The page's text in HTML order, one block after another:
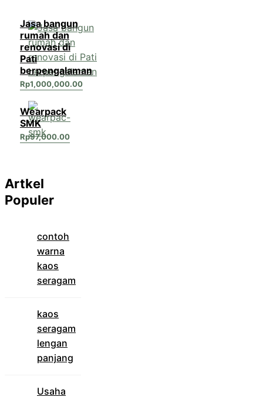
Jasa bangun
rumah dan
renovasi di
Pati
berpengalaman
Rp1,000,000.00
Wearpack
SMK
Rp97,000.00
Artkel
Populer
contoh
warna
kaos
seragam
kaos
seragam
lengan
panjang
Usaha